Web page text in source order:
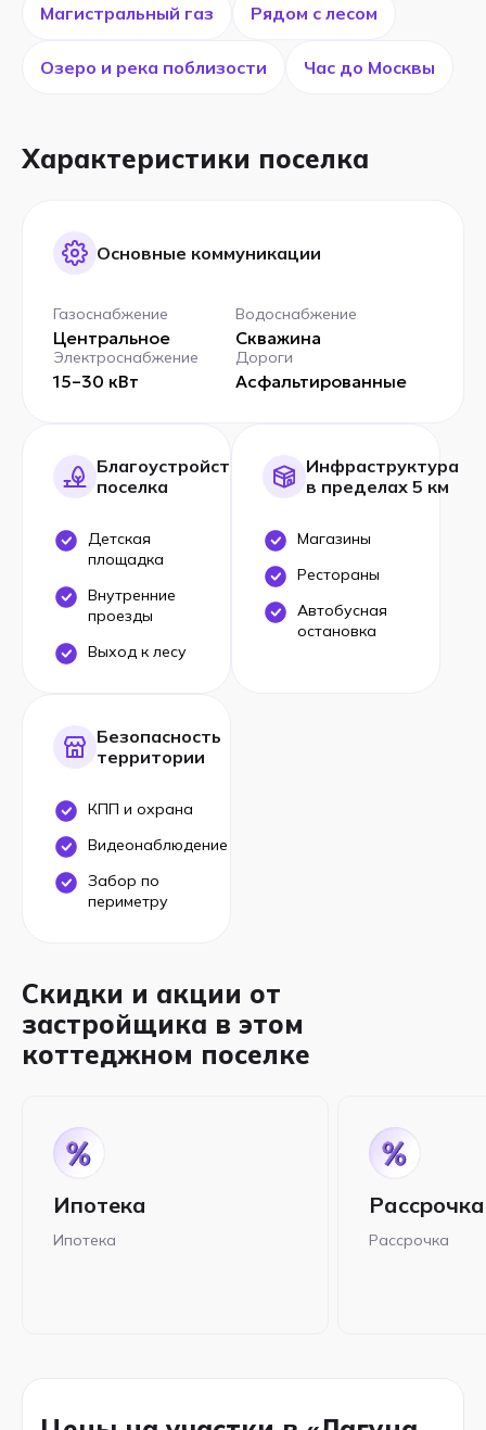
Магистральный газ Рядом с лесом
Озеро и река поблизости Час до Москвы
Характеристики поселка
Основные коммуникации
Газоснабжение
Центральное
Водоснабжение
Скважина
Электроснабжение
15–30 кВт
Дороги
Асфальтированные
Благоустройство
поселка
Детская
площадка
Внутренние
проезды
Выход к лесу
Инфраструктура
в пределах 5 км
Магазины
Рестораны
Автобусная
остановка
Безопасность
территории
КПП и охрана
Видеонаблюдение
Забор по
периметру
Скидки и акции от
застройщика в этом
коттеджном поселке
Ипотека
Ипотека
Рассрочка
Рассрочка